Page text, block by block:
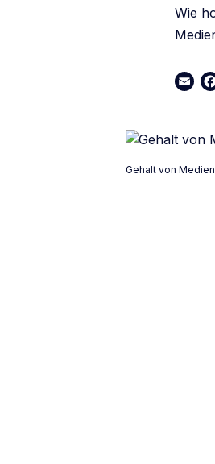
Wie
Email
Gehalt von